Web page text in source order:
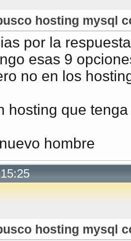
hosting mysql
por la
esas 9
no en los
hosting que
hombre
hosting mysql